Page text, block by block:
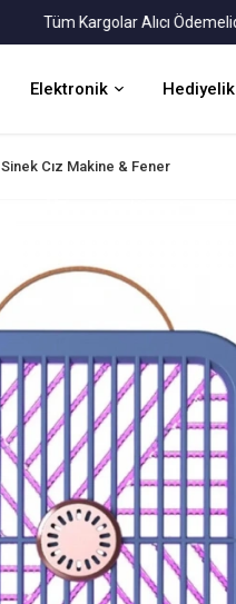
Tüm Kargolar Alıcı Ödemelidir!
Elektronik Hediyelik
Sinek Cız Makine & Fener